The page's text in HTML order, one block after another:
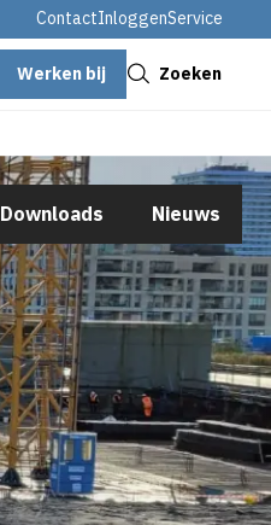
ContactInloggenService
Werken bij Zoeken
Downloads Nieuws
Sluiten